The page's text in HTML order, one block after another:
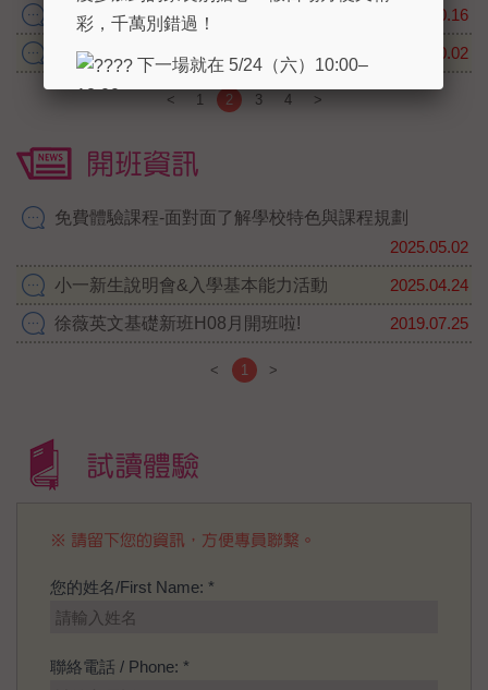
2017萬聖節踩街活動即將開始! 2017.10.16
單字王大賽成功!!! 2017.10.02
< 1 2 3 4 >
開班資訊
免費體驗課程-面對面了解學校特色與課程規劃
2025.05.02
小一新生說明會&入學基本能力活動 2025.04.24
徐薇英文基礎新班H08月開班啦! 2019.07.25
< 1 >
試讀體驗
※ 請留下您的資訊，方便專員聯繫。
您的姓名/First Name: *
聯絡電話 / Phone: *
彩，千萬別錯過！
下一場就在 5/24（六）10:00–
12:00，
放中！
https://forms.gle/Bs5KLz7JvEFyj5wq6
#家長熱烈
參與 #下一場5月24日 #入學準備從現在開
始 #徐薇英文 #安親班 #立進分校 #英文班